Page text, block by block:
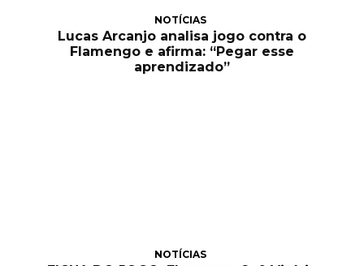
NOTÍCIAS
Lucas Arcanjo analisa jogo contra o
Flamengo e afirma: “Pegar esse
aprendizado”
NOTÍCIAS